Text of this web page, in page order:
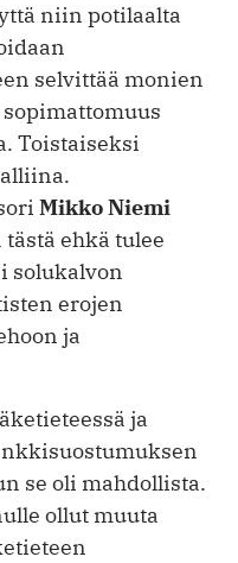
niin potilaalta
selvittää monien
Toistaiseksi
Mikko Niemi
ehkä tulee
solukalvon
erojen
ja
ja
se oli mahdollista.
ollut muuta